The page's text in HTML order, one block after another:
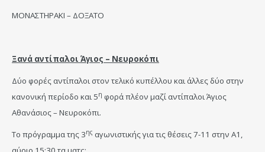
ΜΟΝΑΣΤΗΡΑΚΙ – ΔΟΞΑΤΟ
Ξανά αντίπαλοι Άγιος – Νευροκόπι
Δύο φορές αντίπαλοι στον τελικό κυπέλλου και άλλες δύο στην
κανονική περίοδο και 5η φορά πλέον μαζί αντίπαλοι Άγιος
Αθανάσιος – Νευροκόπι.
Το πρόγραμμα της 3ης αγωνιστικής για τις θέσεις 7-11 στην Α1,